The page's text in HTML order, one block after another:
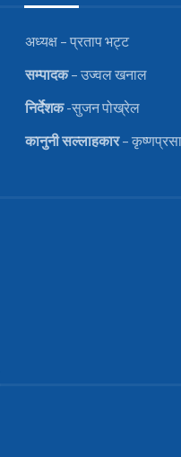
अध्यक्ष – प्रताप भट्ट
सम्पादक– उज्वल खनाल
निर्देशक-सुजन पोख्रेल
कानुनीसल्लाहकार–